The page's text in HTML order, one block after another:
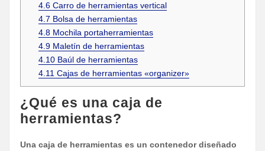
4.6 Carro de herramientas vertical
4.7 Bolsa de herramientas
4.8 Mochila portaherramientas
4.9 Maletín de herramientas
4.10 Baúl de herramientas
4.11 Cajas de herramientas «organizer»
¿Qué es una caja de
herramientas?
Una caja de herramientas es un contenedor diseñado